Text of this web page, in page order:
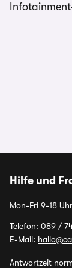
Hilfe und
Mon-Fri 9-18 Uhr
Telefon: 089 /
E-Mail:
Antwortzeit